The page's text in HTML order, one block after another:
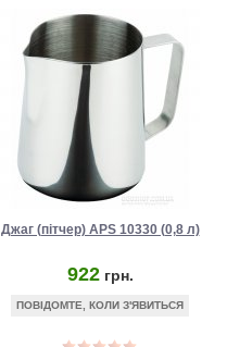
Джаг (пітчер) APS 10330 (0,8 л)
922 грн.
ПОВІДОМТЕ, КОЛИ З'ЯВИТЬСЯ